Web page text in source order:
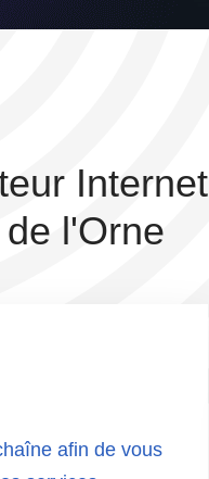
Internet
de l'Orne
afin de vous